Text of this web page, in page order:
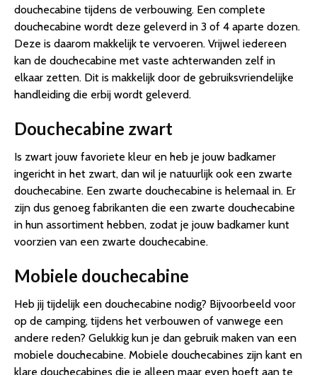
douchecabine tijdens de verbouwing. Een complete
douchecabine wordt deze geleverd in 3 of 4 aparte dozen.
Deze is daarom makkelijk te vervoeren. Vrijwel iedereen
kan de douchecabine met vaste achterwanden zelf in
elkaar zetten. Dit is makkelijk door de gebruiksvriendelijke
handleiding die erbij wordt geleverd.
Douchecabine zwart
Is zwart jouw favoriete kleur en heb je jouw badkamer
ingericht in het zwart, dan wil je natuurlijk ook een zwarte
douchecabine. Een zwarte douchecabine is helemaal in. Er
zijn dus genoeg fabrikanten die een zwarte douchecabine
in hun assortiment hebben, zodat je jouw badkamer kunt
voorzien van een zwarte douchecabine.
Mobiele douchecabine
Heb jij tijdelijk een douchecabine nodig? Bijvoorbeeld voor
op de camping, tijdens het verbouwen of vanwege een
andere reden? Gelukkig kun je dan gebruik maken van een
mobiele douchecabine. Mobiele douchecabines zijn kant en
klare douchecabines die je alleen maar even hoeft aan te